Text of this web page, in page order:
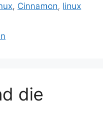
, Cinnamon, linux
die